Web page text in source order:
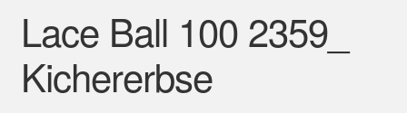
Lace Ball 100 2359_
Kichererbse